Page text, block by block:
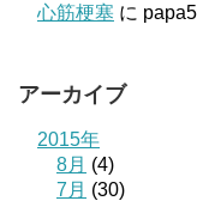
心筋梗塞 に
アーカイブ
2015年
8月 (4)
7月 (30)